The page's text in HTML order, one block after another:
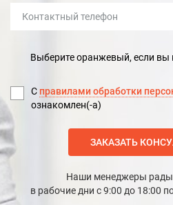
Выберите оранжевый, если вы
С правилами обработки
ознакомлен(-а)
ЗАКАЗАТЬ
Наши менеджеры рады
в рабочие дни с 9:00 до 18:00